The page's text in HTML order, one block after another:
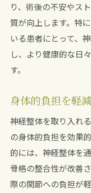
り、術後の不安やス
質が向上します。特
いる患者にとって、
し、より健康的な日
す。
身体的負担を軽
神経整体を取り入れ
の身体的負担を効果
的には、神経整体を
骨格の整合性が改善
際の関節への負担が